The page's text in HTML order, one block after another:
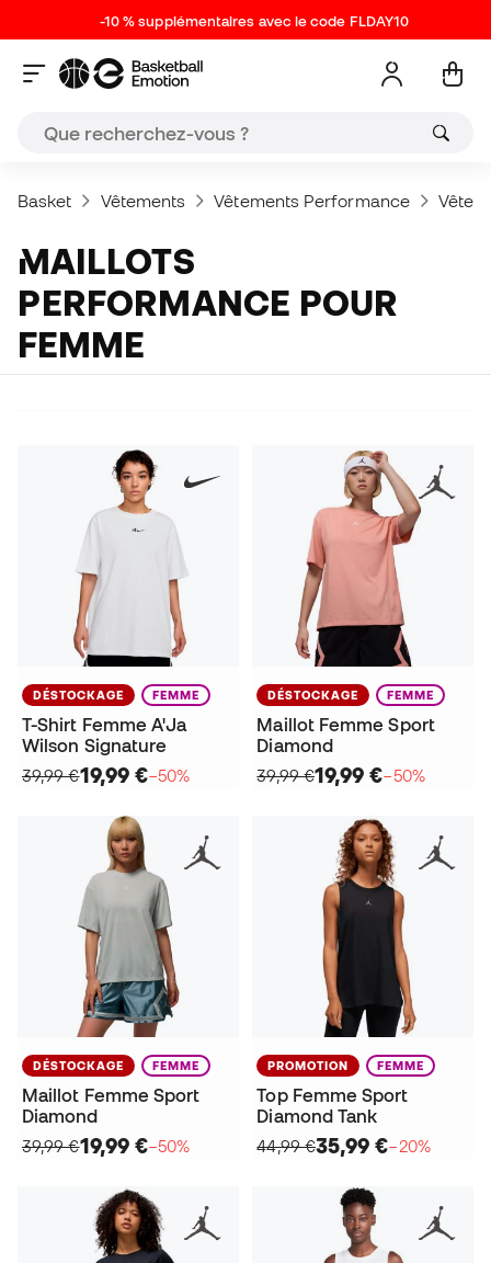
-10 % supplémentaires avec le code FLDAY10
Basket Vêtements Vêtements Performance
MAILLOTS
PERFORMANCE POUR
FEMME
DÉSTOCKAGE FEMME
T-Shirt Femme A'Ja
Wilson Signature
39,99 €19,99 €−50%
DÉSTOCKAGE FEMME
Maillot Femme Sport
Diamond
39,99 €19,99 €−50%
DÉSTOCKAGE FEMME
Maillot Femme Sport
Diamond
39,99 €19,99 €−50%
PROMOTION FEMME
Top Femme Sport
Diamond Tank
44,99 €35,99 €−20%